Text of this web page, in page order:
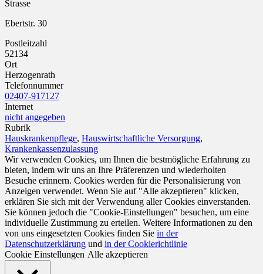
Strasse
Ebertstr. 30
Postleitzahl
52134
Ort
Herzogenrath
Telefonnummer
02407-917127
Internet
nicht angegeben
Rubrik
Hauskrankenpflege, Hauswirtschaftliche Versorgung,
Krankenkassenzulassung
Wir verwenden Cookies, um Ihnen die bestmögliche Erfahrung zu
bieten, indem wir uns an Ihre Präferenzen und wiederholten
Besuche erinnern. Cookies werden für die Personalisierung von
Anzeigen verwendet. Wenn Sie auf "Alle akzeptieren" klicken,
erklären Sie sich mit der Verwendung aller Cookies einverstanden.
Sie können jedoch die "Cookie-Einstellungen" besuchen, um eine
individuelle Zustimmung zu erteilen. Weitere Informationen zu den
von uns eingesetzten Cookies finden Sie in der
Datenschutzerklärung und in der Cookierichtlinie
Cookie Einstellungen Alle akzeptieren